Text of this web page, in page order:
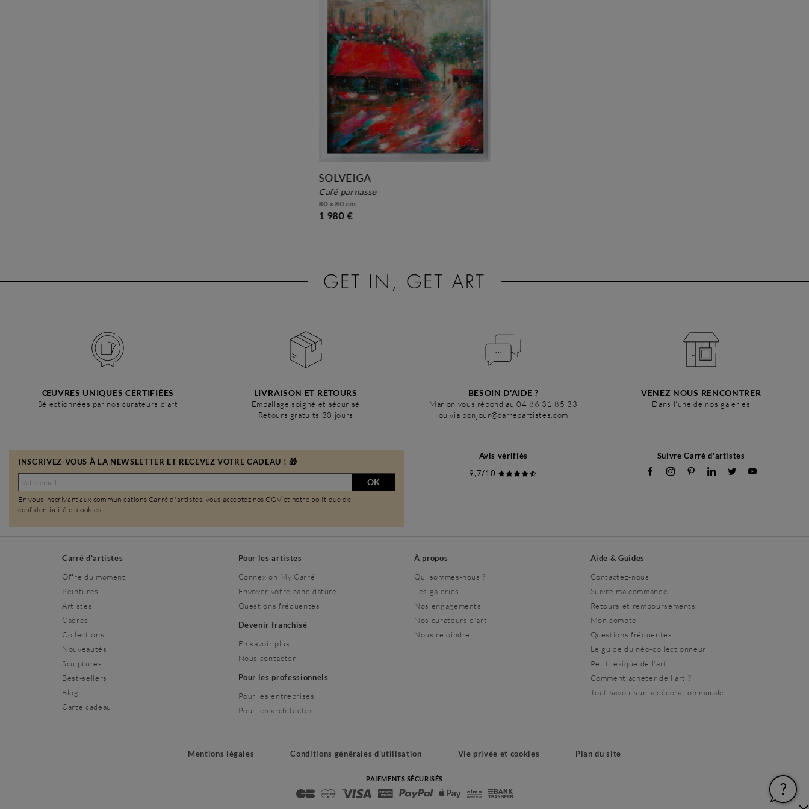
SOLVEIGA
café parnasse
80 x 80 cm
1 980 €
ŒUVRES UNIQUES CERTIFIÉES
Sélectionnées par nos curateurs d’art
LIVRAISON ET RETOURS
Emballage soigné et sécurisé
Retours gratuits 30 jours
BESOIN D'AIDE ?
Marion vous répond au 04 86 31 85 33
ou via bonjour@carredartistes.com
VENEZ NOUS RENCONTRER
Dans l'une de nos galeries
INSCRIVEZ-VOUS À LA NEWSLETTER ET RECEVEZ VOTRE CADEAU ! 🎁
OK
En vous inscrivant aux communications Carré d'artistes, vous acceptez nosCGV et notre politique de
confidentialité et cookies.
Avis vérifiés
9,7/10
Suivre Carré d'artistes
Carré d'artistes
Offre du moment
Peintures
Artistes
Cadres
Collections
Nouveautés
Sculptures
Best-sellers
Blog
Carte cadeau
Pour les artistes
Connexion My Carré
Envoyer votre candidature
Questions fréquentes
Devenir franchisé
En savoir plus
Nous contacter
Pour les professionnels
Pour les entreprises
Pour les architectes
À propos
Qui sommes-nous ?
Les galeries
Nos engagements
Nos curateurs d'art
Nous rejoindre
Aide & Guides
Contactez-nous
Suivre ma commande
Retours et remboursements
Mon compte
Questions fréquentes
Le guide du néo-collectionneur
Petit lexique de l'art
Comment acheter de l'art ?
Tout savoir sur la décoration murale
Mentions légales Conditions générales d'utilisation Vie privée et cookies Plan du site
PAIEMENTS SÉCURISÉS